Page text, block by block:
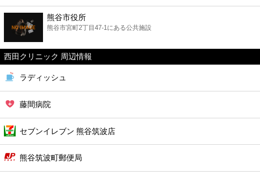
ファーストフード
カフェ
ショッピング
病院
ホテル
熊谷市役所
熊谷市宮町2丁目47-1にある公共施設
西田クリニック 周辺情報
ラディッシュ
藤間病院
セブンイレブン 熊谷筑波店
熊谷筑波町郵便局